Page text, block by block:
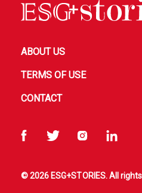
ABOUT US
TERMS OF USE
CONTACT
© 2026 ESG+STORIES. All